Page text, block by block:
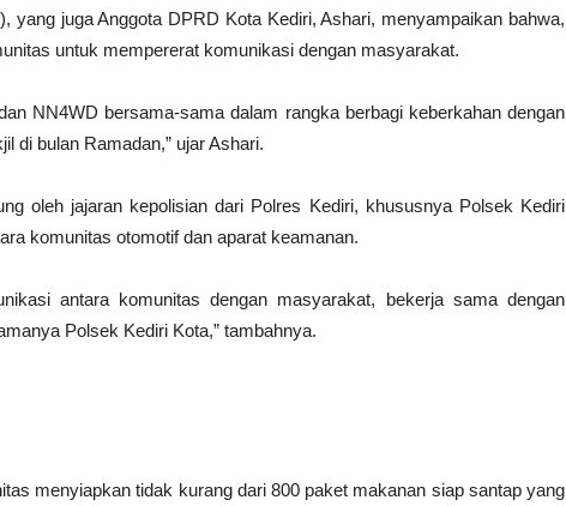
yang juga Anggota DPRD Kota Kediri, Ashari, menyampaikan bahwa,
untuk mempererat komunikasi dengan masyarakat.
NN4WD bersama-sama dalam rangka berbagi keberkahan dengan
di bulan Ramadan,” ujar Ashari.
oleh jajaran kepolisian dari Polres Kediri, khususnya Polsek Kediri
komunitas otomotif dan aparat keamanan.
antara komunitas dengan masyarakat, bekerja sama dengan
Polsek Kediri Kota,” tambahnya.
menyiapkan tidak kurang dari 800 paket makanan siap santap yang